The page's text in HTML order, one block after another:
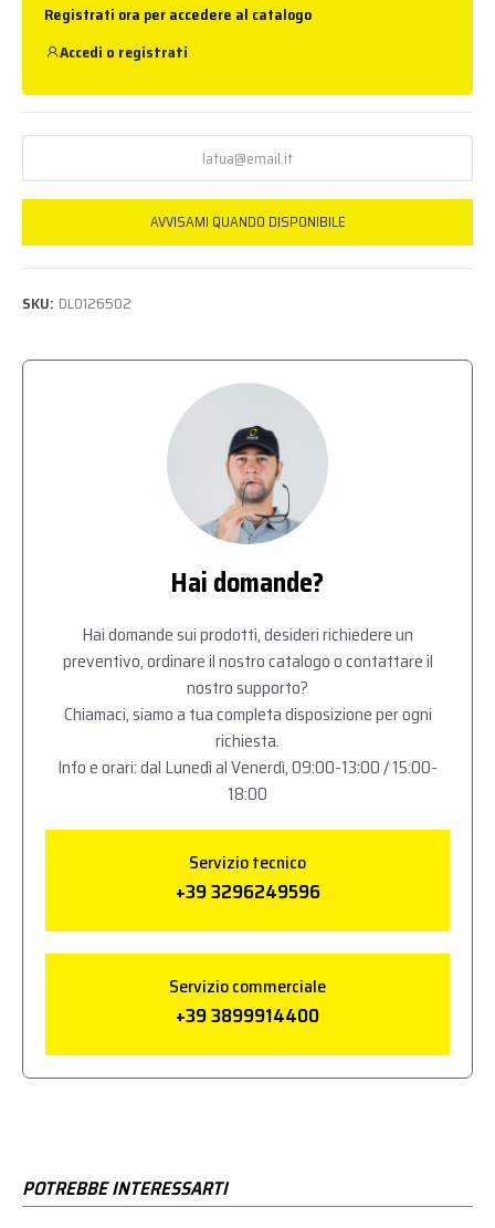
Registrati ora per accedere al catalogo
Accedi o registrati
AVVISAMI QUANDO DISPONIBILE
SKU: DL0126502
Hai domande?
Hai domande sui prodotti, desideri richiedere un
preventivo, ordinare il nostro catalogo o contattare il
nostro supporto?
Chiamaci, siamo a tua completa disposizione per ogni
richiesta.
Info e orari: dal Lunedì al Venerdì, 09:00-13:00 / 15:00-
18:00
Servizio tecnico
+39 3296249596
Servizio commerciale
+39 3899914400
POTREBBE INTERESSARTI